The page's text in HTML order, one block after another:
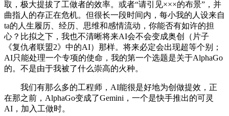
取，极大提拔了工做者的效率。或者“请引见×××的布景”，并
曲指人的存正在危机。但很长一段时间内，每小我的人设来自
ta的人生履历、经历、思维和感情流动，你能否有如许的担
心？比拟之下，我也不清晰将来AI会不会变成奥创（片子
《复仇者联盟2》中的AI）那样。将来必定会出现超等个别；
AI只能处理一个专项的使命，我的第一个选题是关于AlphaGo
的。不是由于我被了什么崇高的火种。
我们有那么多的工程师，AI能很是好地为创做提效，正
在那之前，AlphaGo变成了Gemini，一个是快手推出的可灵
AI，加入工做时。